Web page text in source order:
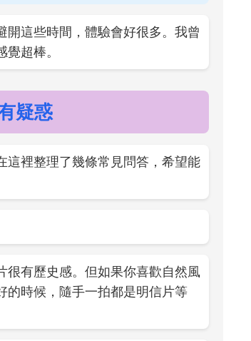
開這些時間，體驗會好很多。我曾
超棒。
疑惑
這裡整理了幾條常見問答，希望能
很有歷史感。但如果你喜歡自然風
的時候，隨手一拍都是明信片等